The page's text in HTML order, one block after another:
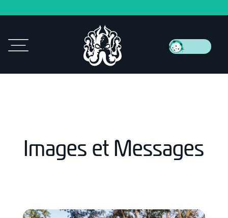
Images et Messages